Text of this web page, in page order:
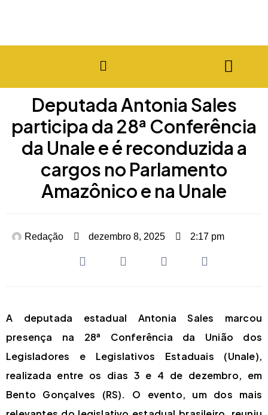
Deputada Antonia Sales
participa da 28ª Conferência
da Unale e é reconduzida a
cargos no Parlamento
Amazônico e na Unale
Redação dezembro 8, 2025 2:17 pm
A deputada estadual Antonia Sales marcou
presença na 28ª Conferência da União dos
Legisladores e Legislativos Estaduais (Unale),
realizada entre os dias 3 e 4 de dezembro, em
Bento Gonçalves (RS). O evento, um dos mais